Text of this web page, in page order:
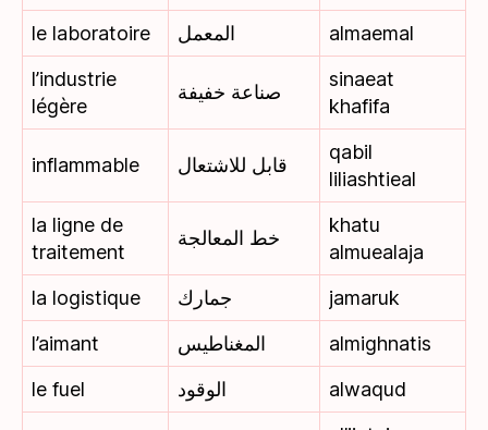
le laboratoire المعمل
almaemal
l’industrie
légère
صناعة خفيفة
sinaeat
khafifa
inflammable قابل للاشتعال
qabil
liliashtieal
la ligne de
traitement
خط المعالجة
khatu
almuealaja
la logistique
جمارك
jamaruk
l’aimant
المغناطيس
almighnatis
le fuel
الوقود
alwaqud